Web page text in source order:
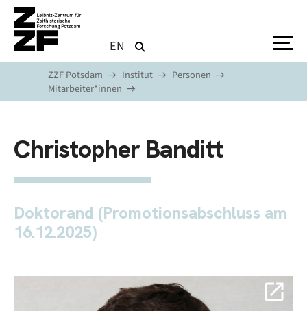
Direkt zum Inhalt
EN
ZZF Potsdam Institut
Personen
Mitarbeiter*innen
Christopher Banditt
Doktorand (Promotionsabschluss am
16.12.2025)